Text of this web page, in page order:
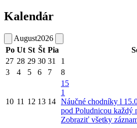
Kalendár
August2026
Po Ut St Št Pia
27 28 29 30 31 1
3
4 5 6 7 8
10 11 12 13 14
15
1
Náučné chodníky l
pod Poludnicou každý
Zobraziť všetky